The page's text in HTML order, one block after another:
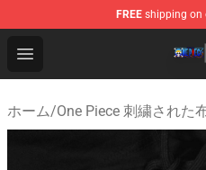
FREE shipping on
Open menu
One Piece Store - Official
ホーム/One Piece 刺繍された